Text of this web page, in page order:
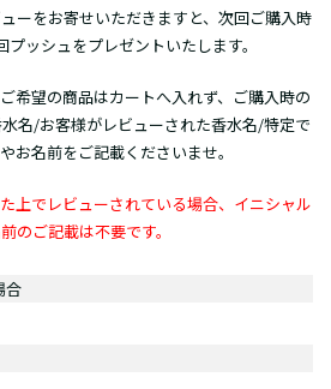
ーをお寄せいただきますと、次回ご購入時
プッシュをプレゼントいたします。
希望の商品はカートへ入れず、ご購入時の
水名/お客様がレビューされた香水名/特定で
お名前をご記載くださいませ。
上でレビューされている場合、イニシャル
のご記載は不要です。
合